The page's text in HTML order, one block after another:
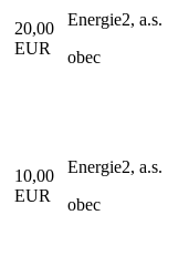
20,00
EUR
Energie2, a.s.
obec
10,00
EUR
Energie2, a.s.
obec